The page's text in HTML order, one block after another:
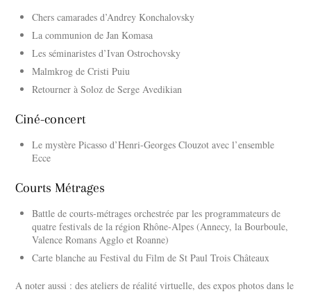
Chers camarades d’Andrey Konchalovsky
La communion de Jan Komasa
Les séminaristes d’Ivan Ostrochovsky
Malmkrog de Cristi Puiu
Retourner à Soloz de Serge Avedikian
Ciné-concert
Le mystère Picasso d’Henri-Georges Clouzot avec l’ensemble
Ecce
Courts Métrages
Battle de courts-métrages orchestrée par les programmateurs de
quatre festivals de la région Rhône-Alpes (Annecy, la Bourboule,
Valence Romans Agglo et Roanne)
Carte blanche au Festival du Film de St Paul Trois Châteaux
A noter aussi : des ateliers de réalité virtuelle, des expos photos dans le